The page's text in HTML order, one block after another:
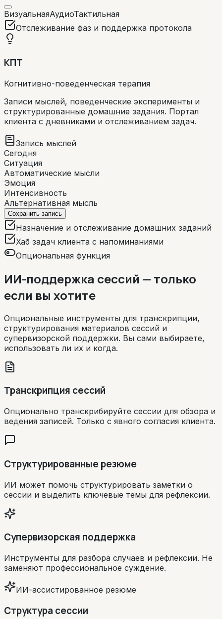
ВизуальнаяАудиоТактильная
Отслеживание фаз и поддержка протокола
КПТ
Когнитивно-поведенческая терапия
Записи мыслей, поведенческие эксперименты и
структурированные домашние задания. Портал
клиента с дневниками и отслеживанием задач.
Запись мыслей
Сегодня
Ситуация
Автоматические мысли
Эмоция
Интенсивность
Альтернативная мысль
Сохранить запись
Назначение и отслеживание домашних заданий
Хаб задач клиента с напоминаниями
Опциональная функция
ИИ-поддержка сессий — только
если вы хотите
Опциональные инструменты для транскрипции,
структурирования материалов сессий и
супервизорской поддержки. Вы сами выбираете,
использовать ли их и когда.
Транскрипция сессий
Опционально транскрибируйте сессии для обзора и
ведения записей. Только с явного согласия клиента.
Структурированные резюме
ИИ может помочь структурировать заметки о
сессии и выделить ключевые темы для рефлексии.
Супервизорская поддержка
Инструменты для разбора случаев и рефлексии. Не
заменяют профессиональное суждение.
ИИ-ассистированное резюме
Структура сессии